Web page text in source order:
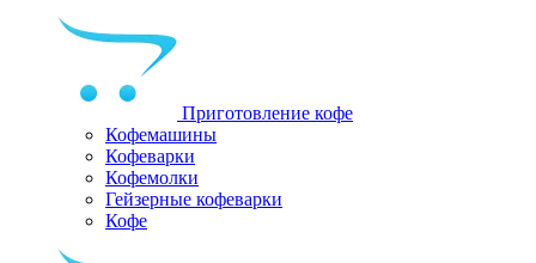
Приготовление кофе
Кофемашины
Кофеварки
Кофемолки
Гейзерные кофеварки
Кофе